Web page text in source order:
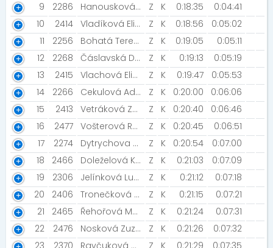
9
2286 Hanousková Martina Z K 0:18:35
0:04:41
10
2414 Vladíková Eliška [BKB team] Z K 0:18:56
0:05:02
11
2256 Bohatá Tereza Z K 0:19:05
0:05:11
12
2268 Čáslavská Denisa Z K 0:19:13
0:05:19
13
2415 Vlachová Eliška Z K 0:19:47
0:05:53
14
2266 Cekulová Adéla [Night Run Team] Z K 0:20:00
0:06:06
15
2413 Vetráková Zuzana Z K 0:20:40
0:06:46
16
2477 Vošterová Regina Z K 0:20:45
0:06:51
17
2274 Dytrychova Darie Z K 0:20:54
0:07:00
18
2466 Doleželová Kateřina [Černá Hora] Z K 0:21:03
0:07:09
19
2306 Jelínková Lucie Z K 0:21:12
0:07:18
20
2406 Tronečková Lenka Z K 0:21:15
0:07:21
21
2465 Řehořová Marcela [Černá Hora] Z K 0:21:24
0:07:31
22
2476 Nosková Zuzka [Priatelia behu ležérneho] Z K 0:21:26
0:07:32
23
2370 Ravčuková Markéta [Dreamteam] Z K 0:21:29 0:07:35